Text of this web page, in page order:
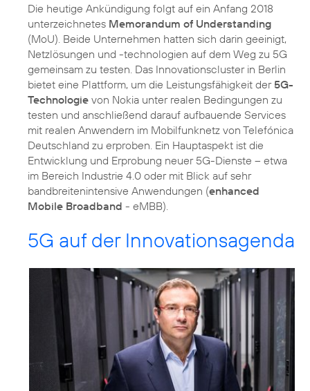
Die heutige Ankündigung folgt auf ein Anfang 2018
unterzeichnetes Memorandum of Understanding
(MoU). Beide Unternehmen hatten sich darin geeinigt,
Netzlösungen und -technologien auf dem Weg zu 5G
gemeinsam zu testen. Das Innovationscluster in Berlin
bietet eine Plattform, um die Leistungsfähigkeit der5G-
Technologie von Nokia unter realen Bedingungen zu
testen und anschließend darauf aufbauende Services
mit realen Anwendern im Mobilfunknetz von Telefónica
Deutschland zu erproben. Ein Hauptaspekt ist die
Entwicklung und Erprobung neuer 5G-Dienste – etwa
im Bereich Industrie 4.0 oder mit Blick auf sehr
bandbreitenintensive Anwendungen (enhanced
Mobile Broadband - eMBB).
5G auf der Innovationsagenda